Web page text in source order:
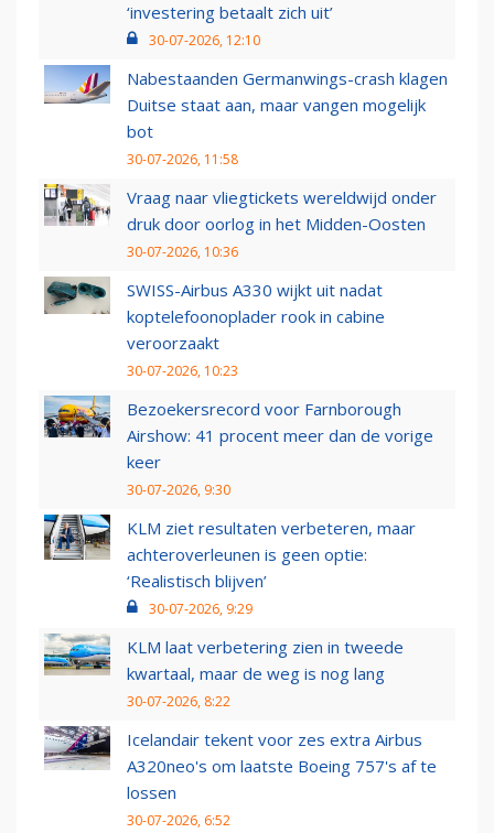
‘investering betaalt zich uit’
30-07-2026, 12:10
Nabestaanden Germanwings-crash klagen
Duitse staat aan, maar vangen mogelijk
bot
30-07-2026, 11:58
Vraag naar vliegtickets wereldwijd onder
druk door oorlog in het Midden-Oosten
30-07-2026, 10:36
SWISS-Airbus A330 wijkt uit nadat
koptelefoonoplader rook in cabine
veroorzaakt
30-07-2026, 10:23
Bezoekersrecord voor Farnborough
Airshow: 41 procent meer dan de vorige
keer
30-07-2026, 9:30
KLM ziet resultaten verbeteren, maar
achteroverleunen is geen optie:
‘Realistisch blijven’
30-07-2026, 9:29
KLM laat verbetering zien in tweede
kwartaal, maar de weg is nog lang
30-07-2026, 8:22
Icelandair tekent voor zes extra Airbus
A320neo's om laatste Boeing 757's af te
lossen
30-07-2026, 6:52